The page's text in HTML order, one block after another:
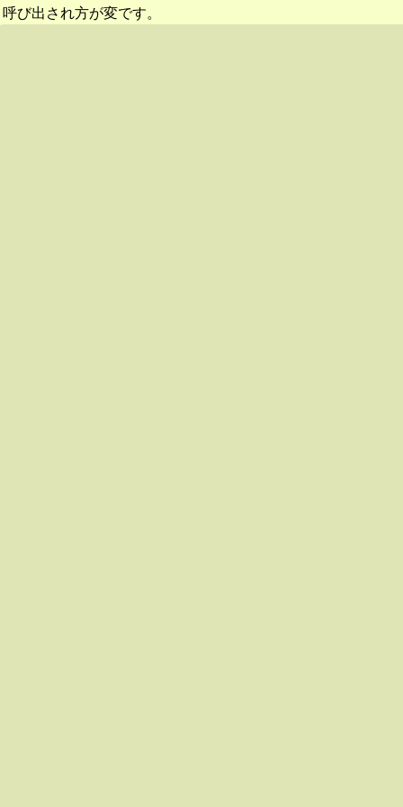
呼び出され方が変です。